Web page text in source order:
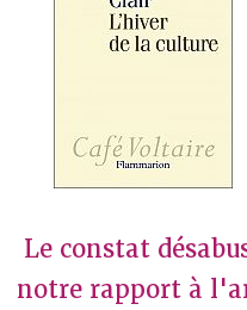
Le constat
notre rapport à